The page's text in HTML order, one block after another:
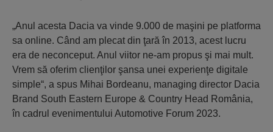
„Anul acesta Dacia va vinde 9.000 de maşini pe platforma
sa online. Când am plecat din ţară în 2013, acest lucru
era de neconceput. Anul viitor ne-am propus şi mai mult.
Vrem să oferim clienţilor şansa unei experienţe digitale
simple“, a spus Mihai Bordeanu, managing director Dacia
Brand South Eastern Europe & Country Head România,
în cadrul evenimen­tului Automotive Forum 2023.